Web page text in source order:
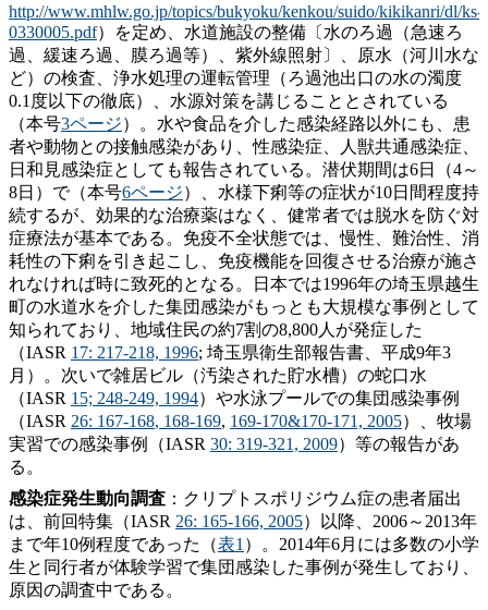
http://www.mhlw.go.jp/topics/bukyoku/kenkou/suido/kikikanri/dl/ks-
0330005.pdf）を定め、水道施設の整備〔水のろ過（急速ろ
過、緩速ろ過、膜ろ過等）、紫外線照射〕、原水（河川水な
ど）の検査、浄水処理の運転管理（ろ過池出口の水の濁度
0.1度以下の徹底）、水源対策を講じることとされている
（本号3ページ）。水や食品を介した感染経路以外にも、患
者や動物との接触感染があり、性感染症、人獣共通感染症、
日和見感染症としても報告されている。潜伏期間は6日（4～
8日）で（本号6ページ）、水様下痢等の症状が10日間程度持
続するが、効果的な治療薬はなく、健常者では脱水を防ぐ対
症療法が基本である。免疫不全状態では、慢性、難治性、消
耗性の下痢を引き起こし、免疫機能を回復させる治療が施さ
れなければ時に致死的となる。日本では1996年の埼玉県越生
町の水道水を介した集団感染がもっとも大規模な事例として
知られており、地域住民の約7割の8,800人が発症した
（IASR 17: 217-218, 1996; 埼玉県衛生部報告書、平成9年3
月）。次いで雑居ビル（汚染された貯水槽）の蛇口水
（IASR 15; 248-249, 1994）や水泳プールでの集団感染事例
（IASR 26: 167-168, 168-169, 169-170&170-171, 2005）、牧場
実習での感染事例（IASR 30: 319-321, 2009）等の報告があ
る。
感染症発生動向調査 ：クリプトスポリジウム症の患者届出
は、前回特集（IASR 26: 165-166, 2005）以降、2006～2013年
まで年10例程度であった（表1 ）。2014年6月には多数の小学
生と同行者が体験学習で集団感染した事例が発生しており、
原因の調査中である。